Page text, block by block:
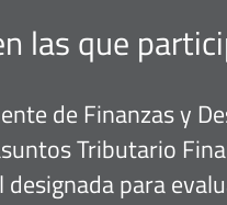
las que
de Finanzas y
Tributario
designada para